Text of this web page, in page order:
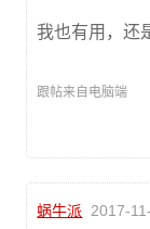
我也有用，还
跟帖来自电脑端
蜗牛派 2017-